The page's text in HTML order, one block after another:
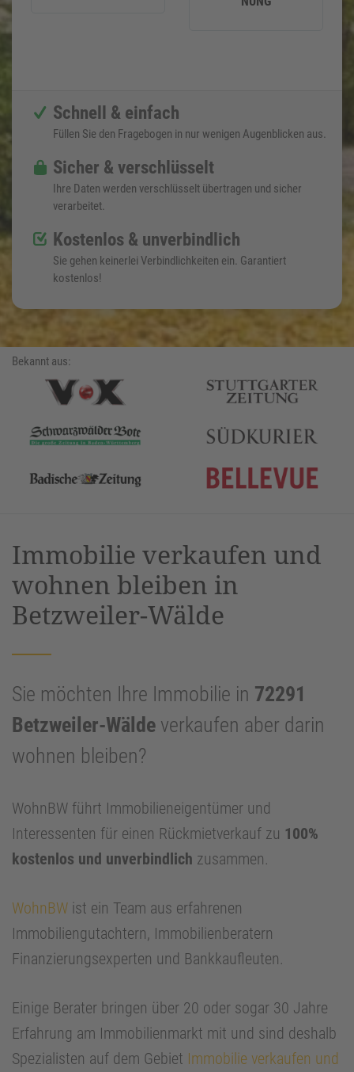
Schnell & einfach
Füllen Sie den Fragebogen in nur wenigen Augenblicken aus.
Sicher & verschlüsselt
Ihre Daten werden verschlüsselt übertragen und sicher
verarbeitet.
Kostenlos & unverbindlich
Sie gehen keinerlei Verbindlichkeiten ein. Garantiert
kostenlos!
Bekannt aus:
Immobilie verkaufen und
wohnen bleiben in
Betzweiler-Wälde
Sie möchten Ihre Immobilie in 72291
Betzweiler-Wälde verkaufen aber darin
wohnen bleiben?
WohnBW führt Immobilieneigentümer und
Interessenten für einen Rückmietverkauf zu 100%
kostenlos und unverbindlich zusammen.
WohnBW ist ein Team aus erfahrenen
Immobiliengutachtern, Immobilienberatern
Finanzierungsexperten und Bankkaufleuten.
Einige Berater bringen über 20 oder sogar 30 Jahre
Erfahrung am Immobilienmarkt mit und sind deshalb
Spezialisten auf dem Gebiet Immobilie verkaufen und